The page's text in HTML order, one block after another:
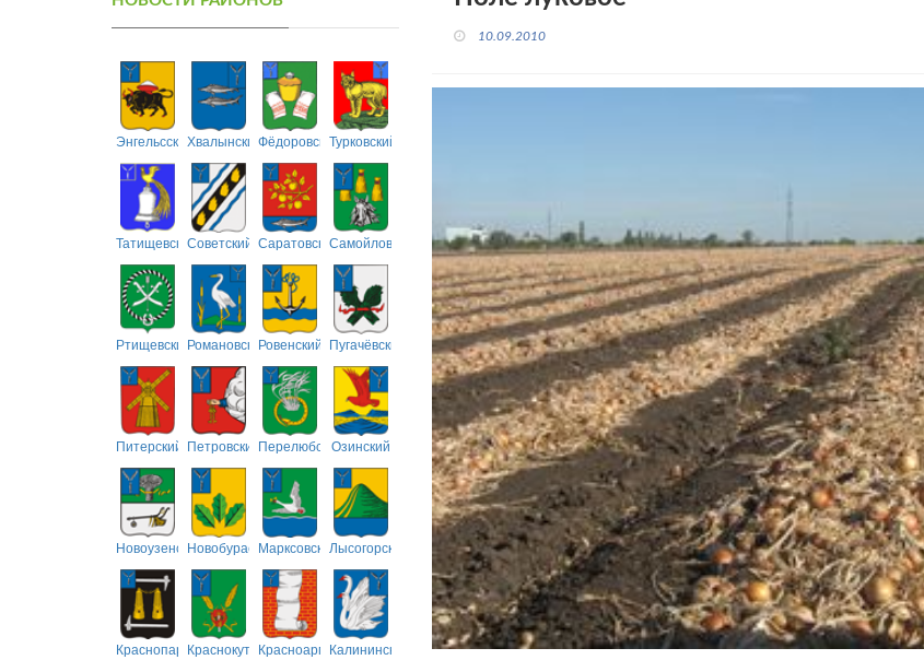
ЭнгельсскийХвалынскийФёдоровскийТурковский
ТатищевскийСоветский СаратовскийСамойловский
РтищевскийРомановскийРовенский Пугачёвский
Питерский ПетровскийПерелюбскийОзинский
НовоузенскийНовобурасскийМарксовскийЛысогорский
Краснопартизанский
КраснокутскийКрасноармейский
Калининский
10.09.2010